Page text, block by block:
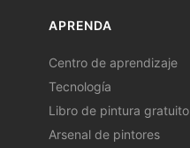
APRENDA
Centro de aprendizaje
Tecnología
Libro de pintura gratuito
Arsenal de pintores